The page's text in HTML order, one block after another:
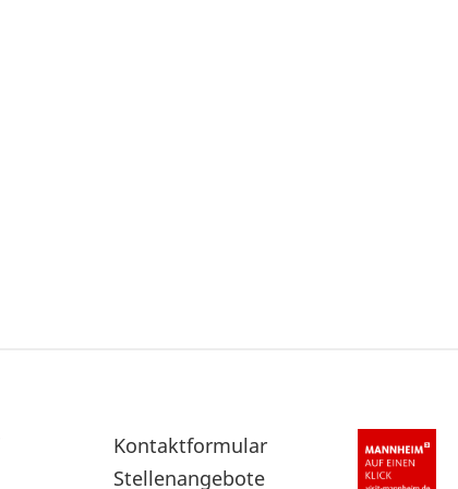
Sekundärnavigation
im
Kontaktformular
Stellenangebote